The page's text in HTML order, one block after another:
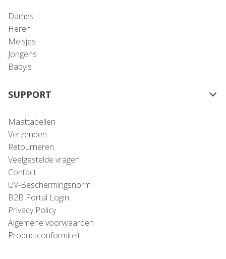
Dames
Heren
Meisjes
Jongens
Baby's
SUPPORT
Maattabellen
Verzenden
Retourneren
Veelgestelde vragen
Contact
UV-Beschermingsnorm
B2B Portal Login
Privacy Policy
Algemene voorwaarden
Productconformiteit